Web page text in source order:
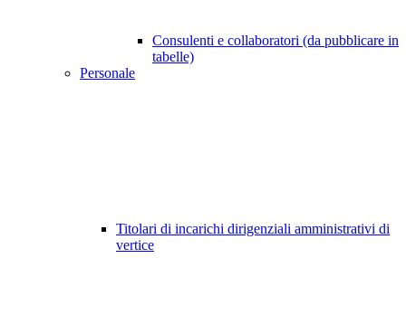
Consulenti e collaboratori (da pubblicare in
tabelle)
Personale
Titolari di incarichi dirigenziali amministrativi di
vertice